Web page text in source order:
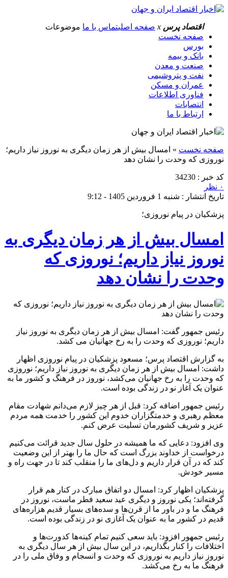
اقتصاد پرس x صفحه اصلیتماس با ما موضوعات
صفحه نخست
بورس
بانک و بیمه
صنعت و معدن
نفت و پتروشیمی
عمران و مسکن
فناوری اطلاعات
انتصابات
ارتباط با ما
صفحه نخست » امسال بیش از هر زمان دیگری به نوروز نیاز داریم؛
نوروزی که وحدت را نشان دهد
کد خبر : 34230
۰ نظر
تاریخ انتشار : شنبه 1 فروردین 1405 - 9:12
پزشکیان در پیام نوروزی؛
امسال بیش از هر زمان دیگری به
نوروز نیاز داریم؛ نوروزی که
وحدت را نشان دهد
رئیس جمهور گفت: امسال بیش از هر زمان دیگری به نوروز نیاز
داریم؛ نوروزی که وحدت را به رخ جهانیان می کشد.
به گزارش اقتصاد پرس؛ مسعود پزشکیان در پیام نوروزی اظهار
داشت: امسال بیش از هر زمان دیگری به نوروز نیاز داریم؛ نوروزی
که وحدت را به رخ جهانیان می‌کشد، نوروز در فرهنگ و کشور ما به
عنوان یک آغاز نو در زندگی بوده است.
رئیس جمهور اضافه کرد: قبل از هر چیز لازم می‌دانم شهادت مقام
معظم رهبری و خدمتگزاران خدوم این کشور را خدمت همه مردم
عزیز و شریف کشورمان تسلیت عرض کنم.
وی افزود: دعایی که ما همیشه در حلول سال جدید قرائت می‌کنیم
درخواست از خداوند بزرگ است که حال ما را بهتر از این وضعیت
کند که در آن قرار داریم و دل‌های ما را منقلب کند تا در جهت راه و
مسیر خودش.
پزشکیان اظهار کرد: امسال دو اتفاق مبارک در کنار هم قرار
گرفته‌اند؛ یکی نوروز و دیگری عید سعید فطر ماست، نوروز در
فرهنگ ما و در باور ما از قرن‌ها و سده‌های بسیار قدیم هزاره‌های
قدیم در کشور ما به عنوان یک آغازی نو در زندگی بوده است.
رئیس جمهور افزود: باید سعی کنیم تمام کینه‌ها کدورت‌ها و
اختلافات را کنار بگذاریم، در این سال بیش از هر سال دیگری به
نوروز نیاز داریم به نوروزی که وحدت و انسجام و وفاق ملی را در
فرهنگ ما به رخ می‌کشد.